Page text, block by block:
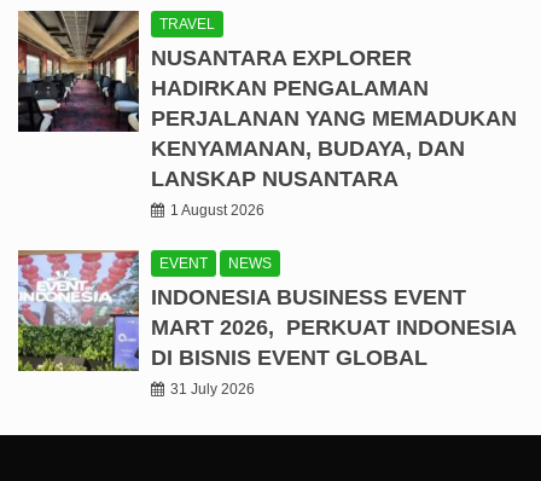
TRAVEL
NUSANTARA EXPLORER
HADIRKAN PENGALAMAN
PERJALANAN YANG MEMADUKAN
KENYAMANAN, BUDAYA, DAN
LANSKAP NUSANTARA
1 August 2026
EVENT NEWS
INDONESIA BUSINESS EVENT
MART 2026, PERKUAT INDONESIA
DI BISNIS EVENT GLOBAL
31 July 2026